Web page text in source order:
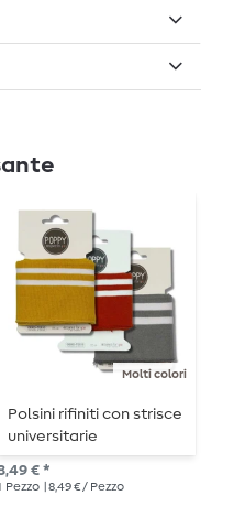
Molti colori
Polsini rifiniti con strisce
universitarie
€ *
Pezzo | 8,49 € / Pezzo